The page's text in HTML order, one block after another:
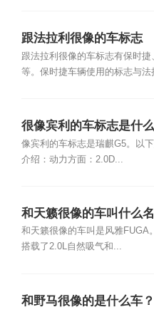
跟法拉利很像的车标志
跟法拉利很像的车标志有保时捷
等。保时捷车辆使用的标志与法
很像宾利的车标志是什
像宾利的车标志是瑞麒G5。以
介绍：动力方面：2.0D...
和天籁很像的车叫什么
和天籁很像的车叫是风雅FUGA
搭载了2.0L自然吸气和...
和野马很像的是什么车？